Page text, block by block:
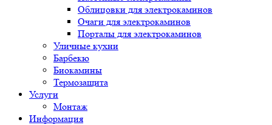
Облицовки для электрокаминов
Очаги для электрокаминов
Порталы для электрокаминов
Уличные кухни
Барбекю
Биокамины
Термозащита
Услуги
Монтаж
Информация